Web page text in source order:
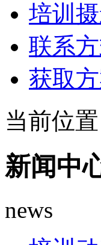
培训
联系
获取
当前位置
新闻中
news